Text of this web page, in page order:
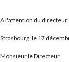
A l'attention du directeur
Strasbourg, le 17
Monsieur le Directeur,